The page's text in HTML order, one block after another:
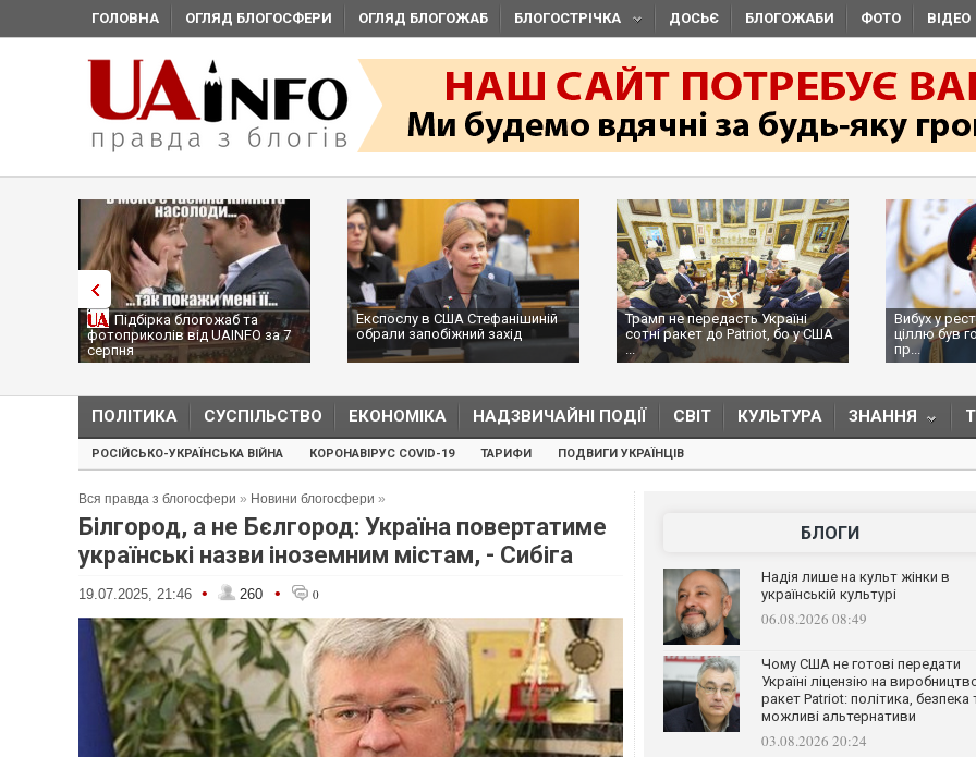
ГОЛОВНА ОГЛЯД БЛОГОСФЕРИ ОГЛЯД БЛОГОЖАБ БЛОГОСТРІЧКА ДОСЬЄ БЛОГОЖАБИ ФОТО ВІДЕО
Підбірка блогожаб та
фотоприколів від UAINFO за 7
серпня
Експослу в США Стефанішиній
обрали запобіжний захід
Трамп не передасть Україні
сотні ракет до Patriot, бо у США
...
Вибух у
ціллю був
пр...
ПОЛІТИКА СУСПІЛЬСТВО ЕКОНОМІКА НАДЗВИЧАЙНІ ПОДІЇ СВІТ КУЛЬТУРА ЗНАННЯ
РОСІЙСЬКО-УКРАЇНСЬКА ВІЙНА КОРОНАВІРУС COVID-19 ТАРИФИ ПОДВИГИ УКРАЇНЦІВ
Вся правда з блогосфери » Новини блогосфери »
Білгород, а не Бєлгород: Україна повертатиме
українські назви іноземним містам, - Сибіга
19.07.2025, 21:46 • 260 • 0
БЛОГИ
Надія лише на культ жінки в
українській культурі
06.08.2026 08:49
Чому США не готові передати
Україні ліцензію на
ракет Patriot: політика, безпека
можливі альтернативи
03.08.2026 20:24